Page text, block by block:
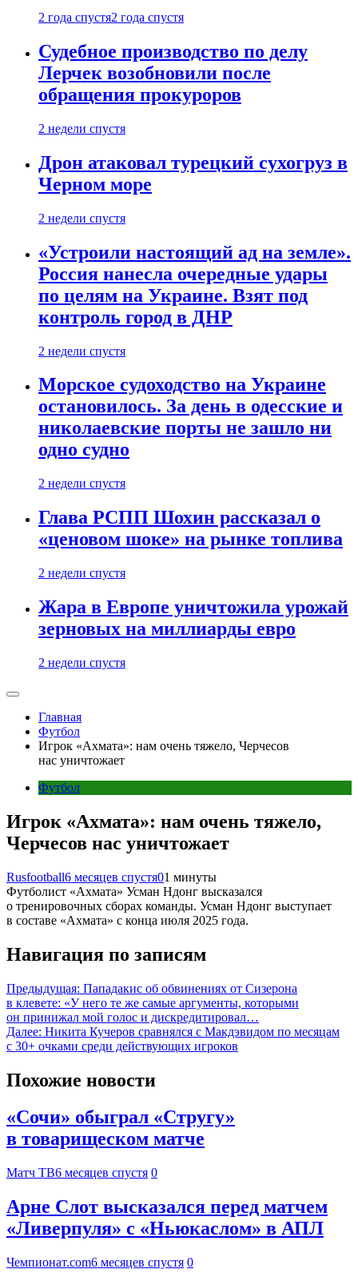
2 года спустя2 года спустя
Судебное производство по делу
Лерчек возобновили после
обращения прокуроров
2 недели спустя
Дрон атаковал турецкий сухогруз в
Черном море
2 недели спустя
«Устроили настоящий ад на земле».
Россия нанесла очередные удары
по целям на Украине. Взят под
контроль город в ДНР
2 недели спустя
Морское судоходство на Украине
остановилось. За день в одесские и
николаевские порты не зашло ни
одно судно
2 недели спустя
Глава РСПП Шохин рассказал о
«ценовом шоке» на рынке топлива
2 недели спустя
Жара в Европе уничтожила урожай
зерновых на миллиарды евро
2 недели спустя
Главная
Футбол
Игрок «Ахмата»: нам очень тяжело, Черчесов
нас уничтожает
Футбол
Игрок «Ахмата»: нам очень тяжело,
Черчесов нас уничтожает
Rusfootball6 месяцев спустя01 минуты
Футболист «Ахмата» Усман Ндонг высказался
о тренировочных сборах команды. Усман Ндонг выступает
в составе «Ахмата» с конца июля 2025 года.
Навигация по записям
Предыдущая: Пападакис об обвинениях от Сизерона
в клевете: «У него те же самые аргументы, которыми
он принижал мой голос и дискредитировал…
Далее: Никита Кучеров сравнялся с Макдэвидом по месяцам
с 30+ очками среди действующих игроков
Похожие новости
«Сочи» обыграл «Стругу»
в товарищеском матче
Матч ТВ6 месяцев спустя 0
Арне Слот высказался перед матчем
«Ливерпуля» с «Ньюкаслом» в АПЛ
Чемпионат.com6 месяцев спустя 0